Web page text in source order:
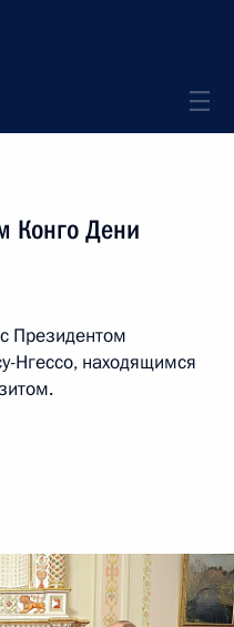
Конго Дени
Президентом
Нгессо, находящимся